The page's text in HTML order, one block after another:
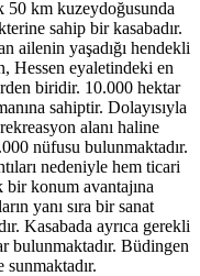
50 km kuzeydoğusunda
sahip bir kasabadır.
ailenin yaşadığı hendekli
Hessen eyaletindeki en
biridir. 10.000 hektar
sahiptir. Dolayısıyla
alanı haline
nüfusu bulunmaktadır.
nedeniyle hem ticari
konum avantajına
yanı sıra bir sanat
Kasabada ayrıca gerekli
bulunmaktadır. Büdingen